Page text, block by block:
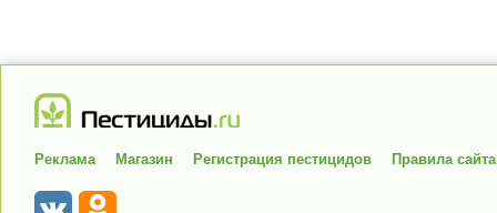
Реклама Магазин Регистрация пестицидов Правила сайта